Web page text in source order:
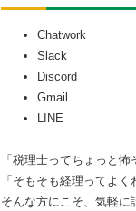
Chatwork
Slack
Discord
Gmail
LINE
「税理士ってちょっと怖
「そもそも経理ってよく
そんな方にこそ、気軽に